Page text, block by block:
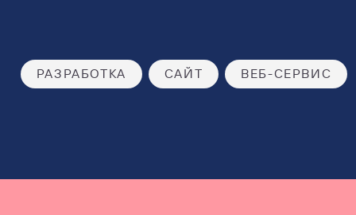
РАЗРАБОТКА САЙТ ВЕБ-СЕРВИС